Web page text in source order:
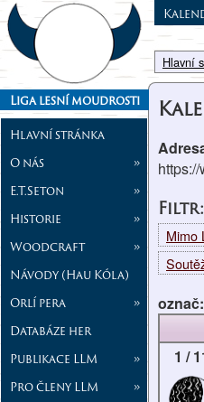
Liga lesní moudrosti
Hlavní stránka
O nás
»
E.T.Seton
»
Historie
»
Woodcraft
»
Návody (Hau Kóla)
Orlí pera
»
Databáze her
Publikace LLM
»
Pro členy LLM
»
Hlavní
Filtr:
Mimo
označ:
1 /